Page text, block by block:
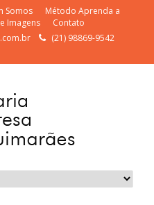
Somos
Método Aprenda a
Imagens
Contato
(21) 98869-9542